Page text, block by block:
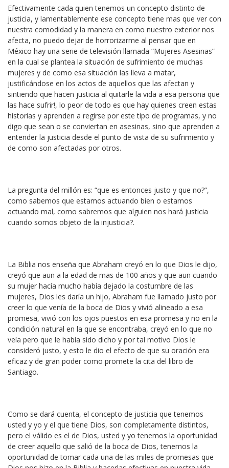
Efectivamente cada quien tenemos un concepto distinto de
justicia, y lamentablemente ese concepto tiene mas que ver con
nuestra comodidad y la manera en como nuestro exterior nos
afecta, no puedo dejar de horrorizarme al pensar que en
México hay una serie de televisión llamada “Mujeres Asesinas”
en la cual se plantea la situación de sufrimiento de muchas
mujeres y de como esa situación las lleva a matar,
justificándose en los actos de aquellos que las afectan y
sintiendo que hacen justicia al quitarle la vida a esa persona que
las hace sufrir!, lo peor de todo es que hay quienes creen estas
historias y aprenden a regirse por este tipo de programas, y no
digo que sean o se conviertan en asesinas, sino que aprenden a
entender la justicia desde el punto de vista de su sufrimiento y
de como son afectadas por otros.
La pregunta del millón es: “que es entonces justo y que no?”,
como sabemos que estamos actuando bien o estamos
actuando mal, como sabremos que alguien nos hará justicia
cuando somos objeto de la injusticia?.
La Biblia nos enseña que Abraham creyó en lo que Dios le dijo,
creyó que aun a la edad de mas de 100 años y que aun cuando
su mujer hacía mucho había dejado la costumbre de las
mujeres, Dios les daría un hijo, Abraham fue llamado justo por
creer lo que venía de la boca de Dios y vivió alineado a esa
promesa, vivió con los ojos puestos en esa promesa y no en la
condición natural en la que se encontraba, creyó en lo que no
veía pero que le había sido dicho y por tal motivo Dios le
consideró justo, y esto le dio el efecto de que su oración era
eficaz y de gran poder como promete la cita del libro de
Santiago.
Como se dará cuenta, el concepto de justicia que tenemos
usted y yo y el que tiene Dios, son completamente distintos,
pero el válido es el de Dios, usted y yo tenemos la oportunidad
de creer aquello que salió de la boca de Dios, tenemos la
oportunidad de tomar cada una de las miles de promesas que